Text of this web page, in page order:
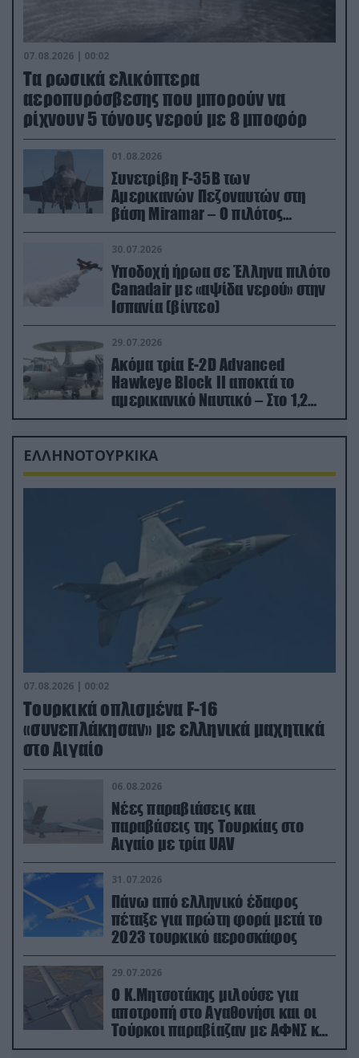
07.08.2026 | 00:02
Τα ρωσικά ελικόπτερα
αεροπυρόσβεσης που μπορούν να
ρίχνουν 5 τόνους νερού με 8 μποφόρ
01.08.2026
Συνετρίβη F-35B των
Αμερικανών Πεζοναυτών στη
βάση Miramar – Ο πιλότος
εκτινάχθηκε εγκαίρως
30.07.2026
Υποδοχή ήρωα σε Έλληνα πιλότο
Canadair με «αψίδα νερού» στην
Ισπανία (βίντεο)
29.07.2026
Ακόμα τρία E-2D Advanced
Hawkeye Block II αποκτά το
αμερικανικό Ναυτικό – Στο 1,2
δισ.δολάρια το κόστος
ΕΛΛΗΝΟΤΟΥΡΚΙΚΑ
07.08.2026 | 00:02
Τουρκικά οπλισμένα F-16
«συνεπλάκησαν» με ελληνικά μαχητικά
στο Αιγαίο
06.08.2026
Νέες παραβιάσεις και
παραβάσεις της Τουρκίας στο
Αιγαίο με τρία UAV
31.07.2026
Πάνω από ελληνικό έδαφος
πέταξε για πρώτη φορά μετά το
2023 τουρκικό αεροσκάφος
29.07.2026
Ο Κ.Μητσοτάκης μιλούσε για
αποτροπή στο Αγαθονήσι και οι
Τούρκοι παραβίαζαν με ΑΦΝΣ και
drone